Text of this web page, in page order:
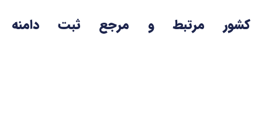
کشور مرتبط و مرجع ثبت دامنه